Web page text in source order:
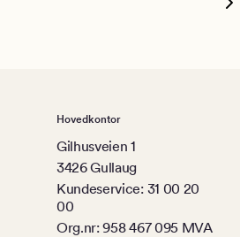
Hovedkontor
Gilhusveien 1
3426 Gullaug
Kundeservice: 31 00 20
00
Org.nr: 958 467 095 MVA